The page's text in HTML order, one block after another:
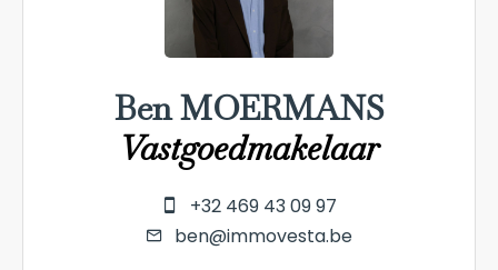
Ben MOERMANS
Vastgoedmakelaar
+32 469 43 09 97
ben@immovesta.be